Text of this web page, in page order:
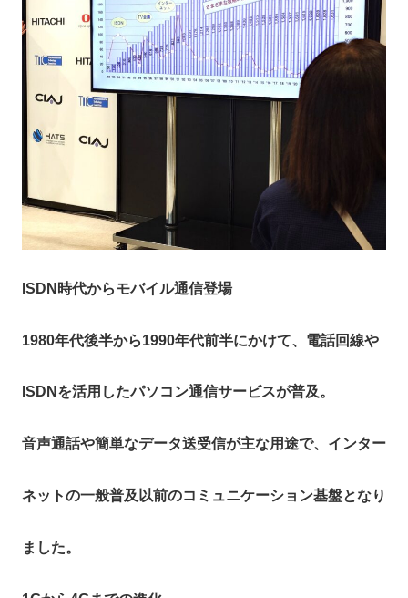
ISDN 時代からモバイル通信登場
1980年代後半から1990年代前半にかけて、電話回線や
ISDNを活用したパソコン通信サービスが普及。
音声通話や簡単なデータ送受信が主な用途で、インター
ネットの一般普及以前のコミュニケーション基盤となり
ました。​